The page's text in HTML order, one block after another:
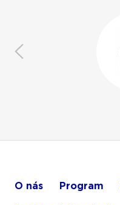
O nás Program